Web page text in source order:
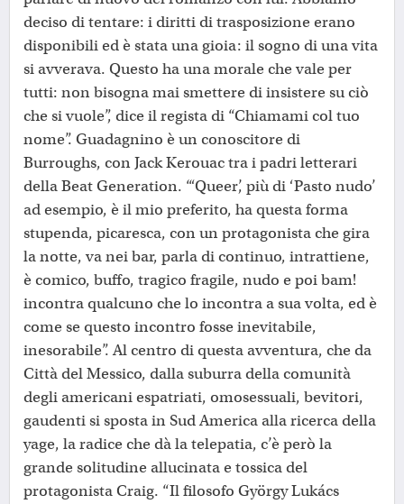
deciso di tentare: i diritti di trasposizione erano
disponibili ed è stata una gioia: il sogno di una vita
si avverava. Questo ha una morale che vale per
tutti: non bisogna mai smettere di insistere su ciò
che si vuole”, dice il regista di “Chiamami col tuo
nome”. Guadagnino è un conoscitore di
Burroughs, con Jack Kerouac tra i padri letterari
della Beat Generation. “‘Queer’, più di ‘Pasto nudo’
ad esempio, è il mio preferito, ha questa forma
stupenda, picaresca, con un protagonista che gira
la notte, va nei bar, parla di continuo, intrattiene,
è comico, buffo, tragico fragile, nudo e poi bam!
incontra qualcuno che lo incontra a sua volta, ed è
come se questo incontro fosse inevitabile,
inesorabile”. Al centro di questa avventura, che da
Città del Messico, dalla suburra della comunità
degli americani espatriati, omosessuali, bevitori,
gaudenti si sposta in Sud America alla ricerca della
yage, la radice che dà la telepatia, c’è però la
grande solitudine allucinata e tossica del
protagonista Craig. “Il filosofo György Lukács